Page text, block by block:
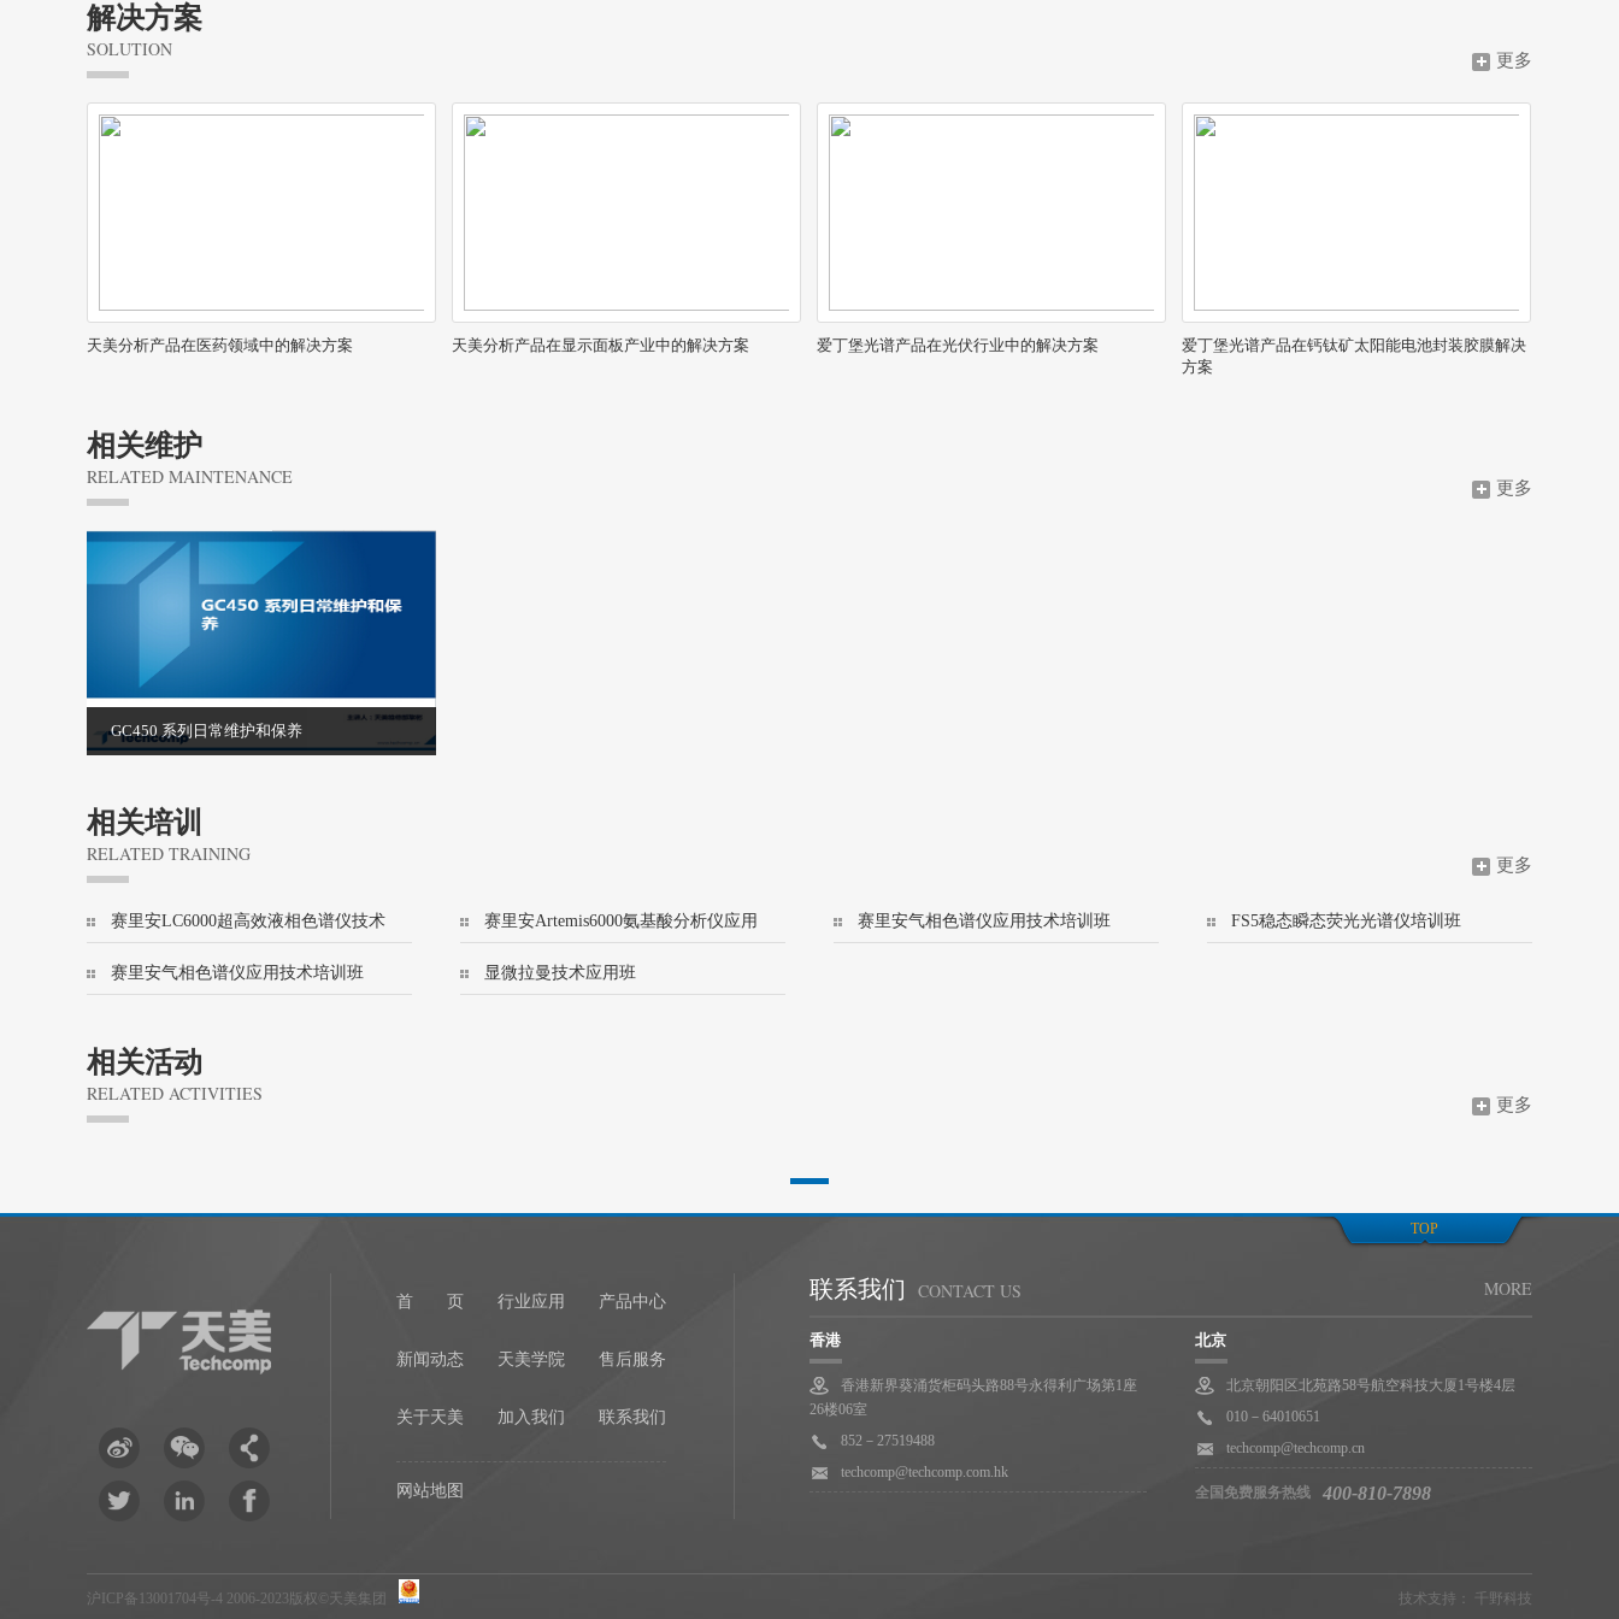
更多
解决方案
SOLUTION
天美分析产品在医药领域中的解决方案 天美分析产品在显示面板产业中的解决方案 爱丁堡光谱产品在光伏行业中的解决方案
爱丁堡光谱产品在钙钛矿太阳能电池封装胶膜解决
方案
更多
相关维护
RELATED MAINTENANCE
GC450 系列日常维护和保养
更多
相关培训
RELATED TRAINING
赛里安LC6000超高效液相色谱仪技术
赛里安Artemis6000氨基酸分析仪应用
赛里安气相色谱仪应用技术培训班
FS5稳态瞬态荧光光谱仪培训班
赛里安气相色谱仪应用技术培训班
显微拉曼技术应用班
更多
相关活动
RELATED ACTIVITIES
TOP
首 页 行业应用 产品中心
新闻动态 天美学院 售后服务
关于天美 加入我们 联系我们
网站地图
联系我们 CONTACT US MORE
香港
香港新界葵涌货柜码头路88号永得利广场第1座
26楼06室
852－27519488
techcomp@techcomp.com.hk
北京
北京朝阳区北苑路58号航空科技大厦1号楼4层
010－64010651
techcomp@techcomp.cn
全国免费服务热线 400-810-7898
技术支持： 千野科技
沪ICP备13001704号-4 2006-2023版权©天美集团